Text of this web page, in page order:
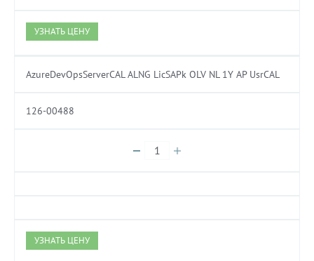
УЗНАТЬ ЦЕНУ
AzureDevOpsServerCAL ALNG LicSAPk OLV NL 1Y AP UsrCAL
126-00488
УЗНАТЬ ЦЕНУ